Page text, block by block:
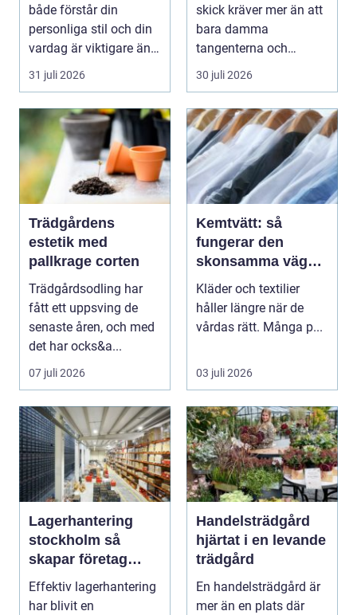
både förstår din
personliga stil och din
vardag är viktigare än
många tror. ...
31 juli 2026
skick kräver mer än att
bara damma
tangenterna och
stänga locket försikti...
30 juli 2026
Trädgårdens
estetik med
pallkrage corten
Trädgårdsodling har
fått ett uppsving de
senaste åren, och med
det har ocks&a...
07 juli 2026
Kemtvätt: så
fungerar den
skonsamma vägen
till rena kläder
Kläder och textilier
håller längre när de
vårdas rätt. Många p...
03 juli 2026
Lagerhantering
stockholm så
skapar företag
effektiva och
flexibla flöden
Effektiv lagerhantering
har blivit en
Handelsträdgård
hjärtat i en levande
trädgård
En handelsträdgård är
mer än en plats där